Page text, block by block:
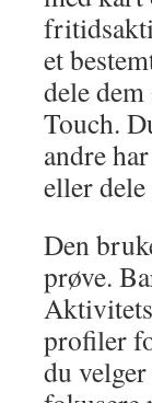
et
dele
Touch.
andre
eller dele
Den
prøve.
profiler
du